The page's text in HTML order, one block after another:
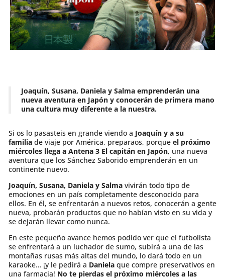
Joaquín, Susana, Daniela y Salma emprenderán una
nueva aventura en Japón y conocerán de primera mano
una cultura muy diferente a la nuestra.
Si os lo pasasteis en grande viendo a Joaquín y a su
familiade viaje por América, preparaos, porque el próximo
miércoles llega a Antena 3 El capitán en Japón, una nueva
aventura que los Sánchez Saborido emprenderán en un
continente nuevo.
Joaquín, Susana, Daniela y Salmavivirán todo tipo de
emociones en un país completamente desconocido para
ellos. En él, se enfrentarán a nuevos retos, conocerán a gente
nueva, probarán productos que no habían visto en su vida y
se dejarán llevar como nunca.
En este pequeño avance hemos podido ver que el futbolista
se enfrentará a un luchador de sumo, subirá a una de las
montañas rusas más altas del mundo, lo dará todo en un
karaoke… ¡y le pedirá a Daniela que compre preservativos en
una farmacia! No te pierdas el próximo miércoles a las